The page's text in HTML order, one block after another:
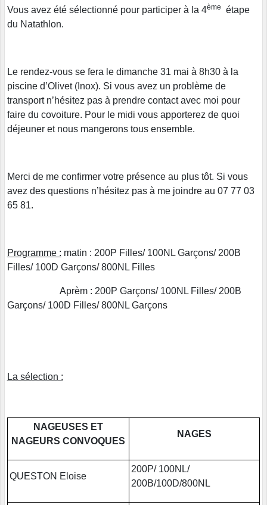
Vous avez été sélectionné pour participer à la 4ème
étape
du Natathlon.
Le rendez-vous se fera le dimanche 31 mai à 8h30 à la
piscine d’Olivet (Inox). Si vous avez un problème de
transport n’hésitez pas à prendre contact avec moi pour
faire du covoiture. Pour le midi vous apporterez de quoi
déjeuner et nous mangerons tous ensemble.
Merci de me confirmer votre présence au plus tôt. Si vous
avez des questions n’hésitez pas à me joindre au 07 77 03
65 81.
Programme : matin : 200P Filles/ 100NL Garçons/ 200B
Filles/ 100D Garçons/ 800NL Filles
Aprèm : 200P Garçons/ 100NL Filles/ 200B
Garçons/ 100D Filles/ 800NL Garçons
La sélection :
NAGEUSES ET
NAGEURS CONVOQUES
NAGES
QUESTON Eloise
200P/ 100NL/
200B/100D/800NL